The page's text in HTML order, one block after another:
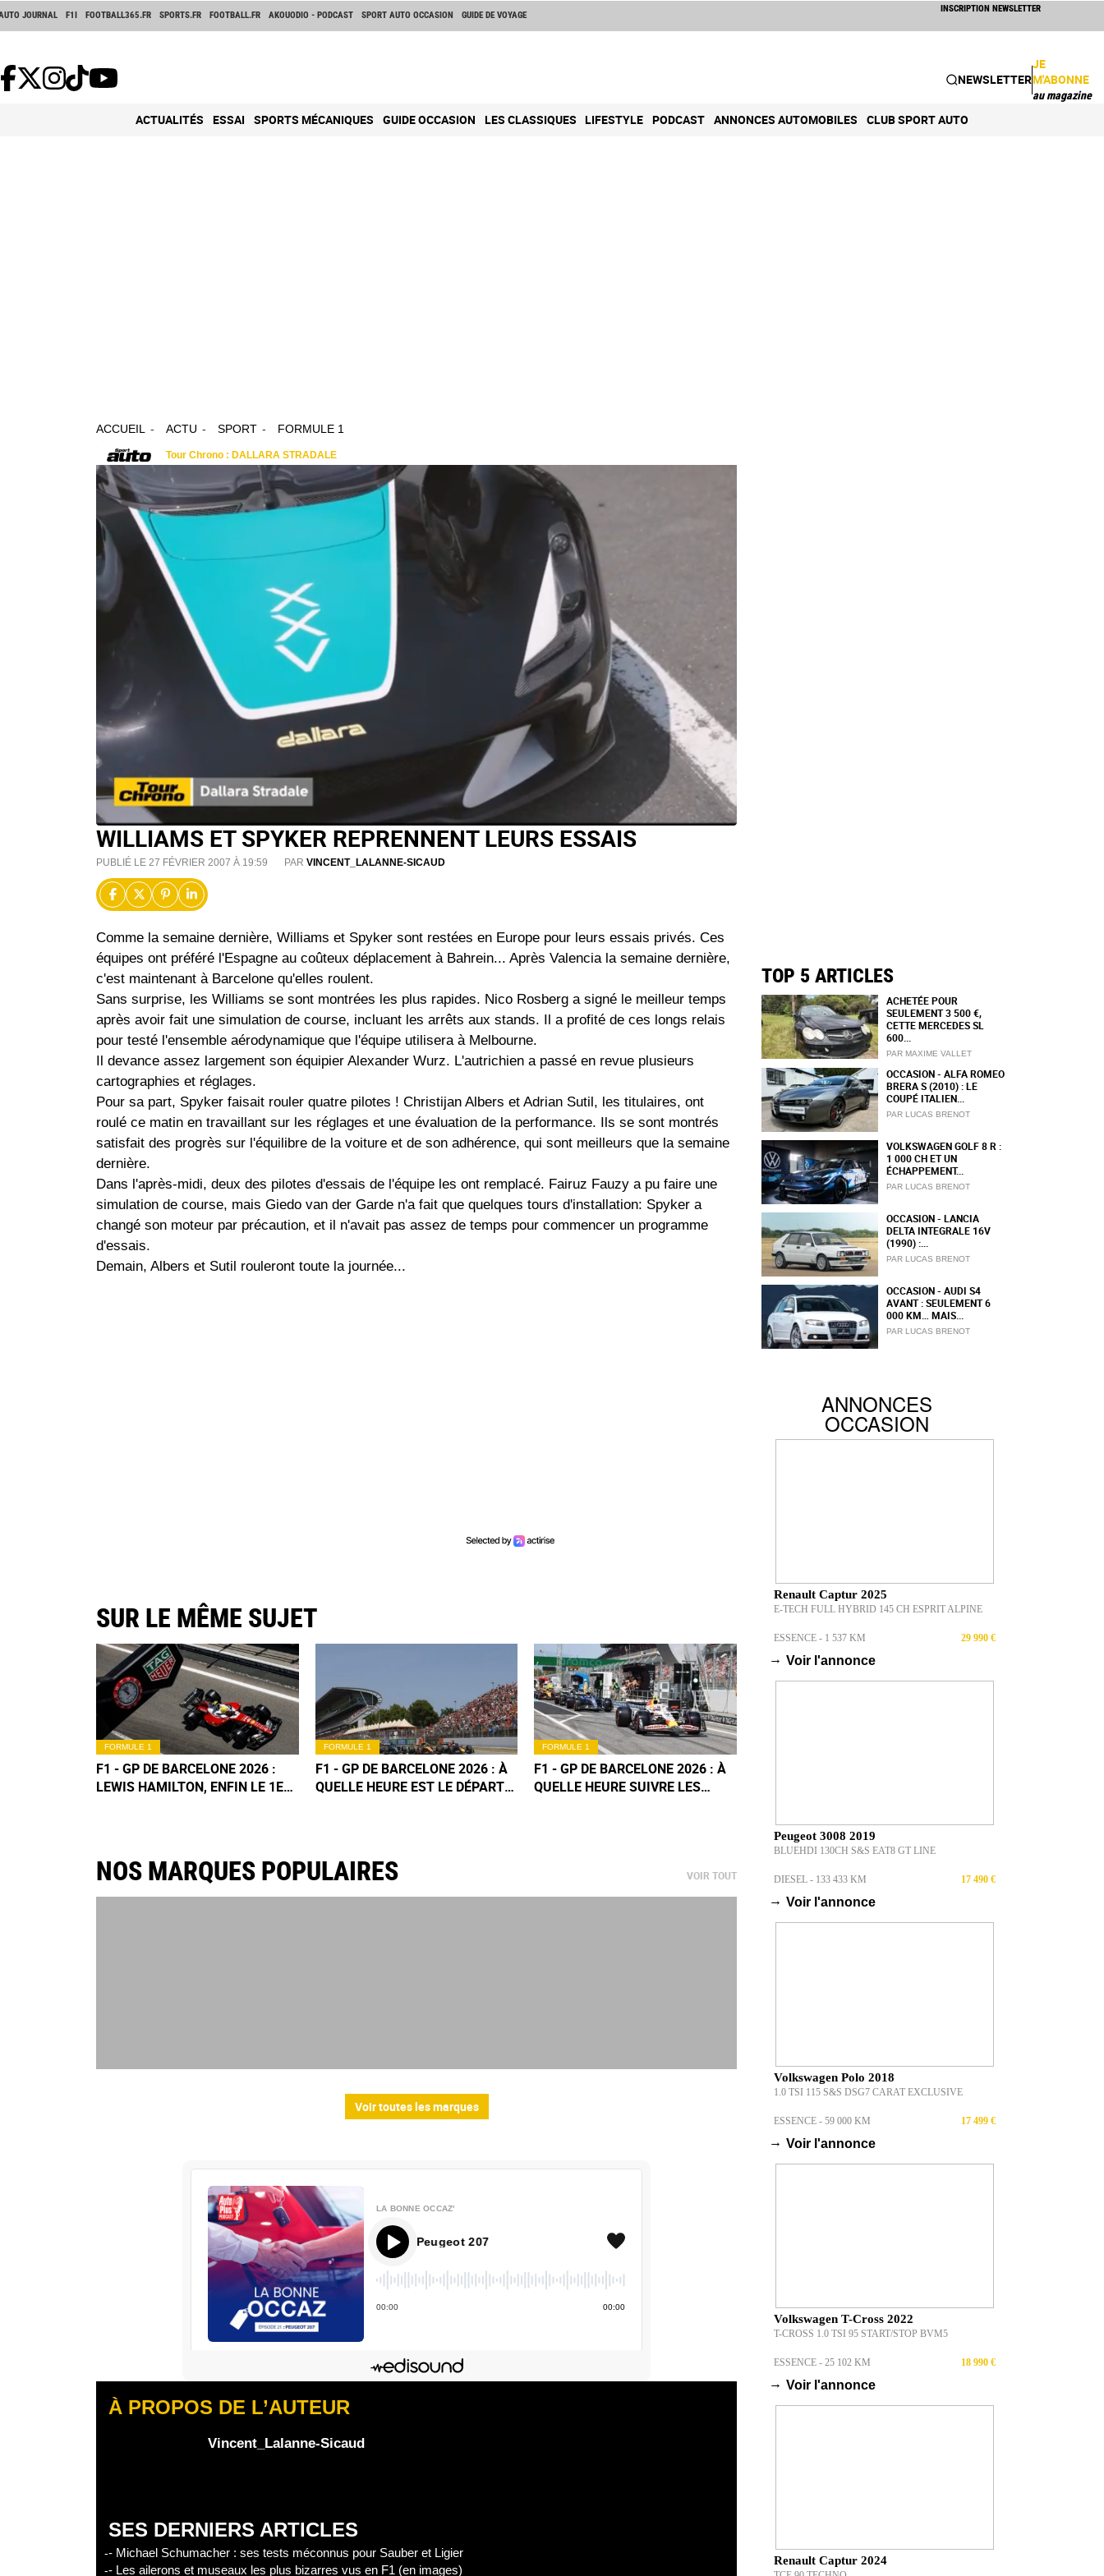
JOURNAL F1I FOOTBALL365.FR SPORTS.FR FOOTBALL.FR AKOUODIO - PODCAST SPORT AUTO OCCASION GUIDE DE VOYAGE
INSCRIPTION NEWSLETTER
NEWSLETTER
JE
M'ABONNE
au magazine
ACTUALITÉS ESSAI SPORTS MÉCANIQUES GUIDE OCCASION LES CLASSIQUES LIFESTYLE PODCAST ANNONCES AUTOMOBILES CLUB SPORT AUTO
ACCUEIL ACTU SPORT FORMULE 1
WILLIAMS ET SPYKER REPRENNENT LEURS ESSAIS
PUBLIÉ LE 27 FÉVRIER 2007 À 19:59 PAR VINCENT_LALANNE-SICAUD
Comme la semaine dernière, Williams et Spyker sont restées en Europe pour leurs essais privés. Ces
équipes ont préféré l'Espagne au coûteux déplacement à Bahrein... Après Valencia la semaine dernière,
c'est maintenant à Barcelone qu'elles roulent.
Sans surprise, les Williams se sont montrées les plus rapides. Nico Rosberg a signé le meilleur temps
après avoir fait une simulation de course, incluant les arrêts aux stands. Il a profité de ces longs relais
pour testé l'ensemble aérodynamique que l'équipe utilisera à Melbourne.
Il devance assez largement son équipier Alexander Wurz. L'autrichien a passé en revue plusieurs
cartographies et réglages.
Pour sa part, Spyker faisait rouler quatre pilotes ! Christijan Albers et Adrian Sutil, les titulaires, ont
roulé ce matin en travaillant sur les réglages et une évaluation de la performance. Ils se sont montrés
satisfait des progrès sur l'équilibre de la voiture et de son adhérence, qui sont meilleurs que la semaine
dernière.
Dans l'après-midi, deux des pilotes d'essais de l'équipe les ont remplacé. Fairuz Fauzy a pu faire une
simulation de course, mais Giedo van der Garde n'a fait que quelques tours d'installation: Spyker a
changé son moteur par précaution, et il n'avait pas assez de temps pour commencer un programme
d'essais.
Demain, Albers et Sutil rouleront toute la journée...
SUR LE MÊME SUJET
FORMULE 1
F1 - GP DE BARCELONE 2026 :
LEWIS HAMILTON, ENFIN LE 1ER
FORMULE 1
F1 - GP DE BARCELONE 2026 : À
QUELLE HEURE EST LE DÉPART
FORMULE 1
F1 - GP DE BARCELONE 2026 : À
QUELLE HEURE SUIVRE LES
NOS MARQUES POPULAIRES VOIR TOUT
Voir toutes les marques
LA BONNE OCCAZ'
La Bonne Occaz' - Peugeot 207
00:00 00:00
Edisound Flux RSS
Partager l'épisode
À PROPOS DE L’AUTEUR
Vincent_Lalanne-Sicaud
SES DERNIERS ARTICLES
- Michael Schumacher : ses tests méconnus pour Sauber et Ligier
- Les ailerons et museaux les plus bizarres vus en F1 (en images)
TOP 5 ARTICLES
ACHETÉE POUR
SEULEMENT 3 500 €,
CETTE MERCEDES SL
600...
PAR MAXIME VALLET
OCCASION - ALFA ROMEO
BRERA S (2010) : LE
COUPÉ ITALIEN...
PAR LUCAS BRENOT
VOLKSWAGEN GOLF 8 R :
1 000 CH ET UN
ÉCHAPPEMENT...
PAR LUCAS BRENOT
OCCASION - LANCIA
DELTA INTEGRALE 16V
(1990) :...
PAR LUCAS BRENOT
OCCASION - AUDI S4
AVANT : SEULEMENT 6
000 KM… MAIS...
PAR LUCAS BRENOT
ANNONCES
OCCASION
Renault Captur 2025
E-TECH FULL HYBRID 145 CH ESPRIT ALPINE
ESSENCE - 1 537 KM 29 990 €
→ Voir l'annonce
Peugeot 3008 2019
BLUEHDI 130CH S&S EAT8 GT LINE
DIESEL - 133 433 KM 17 490 €
→ Voir l'annonce
Volkswagen Polo 2018
1.0 TSI 115 S&S DSG7 CARAT EXCLUSIVE
ESSENCE - 59 000 KM 17 499 €
→ Voir l'annonce
Volkswagen T-Cross 2022
T-CROSS 1.0 TSI 95 START/STOP BVM5
ESSENCE - 25 102 KM 18 990 €
→ Voir l'annonce
Renault Captur 2024